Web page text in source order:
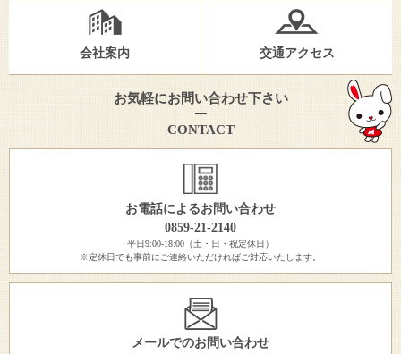
会社案内 交通アクセス
お気軽にお問い合わせ下さい
CONTACT
お電話によるお問い合わせ
0859-21-2140
平日9:00-18:00（土・日・祝定休日）
※定休日でも事前にご連絡いただければご対応いたします。
メールでのお問い合わせ